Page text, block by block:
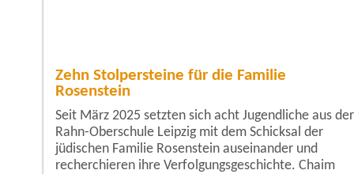
Zehn Stolpersteine für die Familie
Rosenstein
Seit März 2025 setzten sich acht Jugendliche aus der
Rahn-Oberschule Leipzig mit dem Schicksal der
jüdischen Familie Rosenstein auseinander und
recherchieren ihre Verfolgungsgeschichte. Chaim